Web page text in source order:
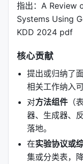
指出：A Review
Systems Using
KDD 2024 pdf
核心贡献
提出或归纳了
相关工作纳入
对方法组件 （
器、生成器、
落地。
在实验协议或
集或分类表，